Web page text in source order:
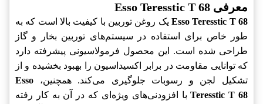
معرفی Esso Teresstic T 68
Esso Teresstic T 68 یک روغن توربین با کیفیت بالا است که به
طور خاص برای استفاده در سیستم‌های توربین بخار و گاز
طراحی شده است. این محصول فرمولاسیونی پیشرفته دارد
که توانایی مقاومت در برابر اکسیداسیون را بهبود بخشیده و از
تشکیل لجن و رسوبات جلوگیری می‌کند. همچنین، Esso
Teresstic T 68با افزودنی‌های ویژه‌ای که در آن به کار رفته